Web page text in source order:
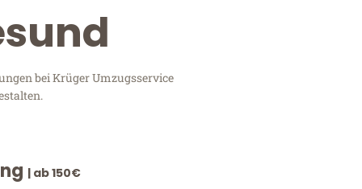
bei Krüger Umzugsservice
| ab 150€